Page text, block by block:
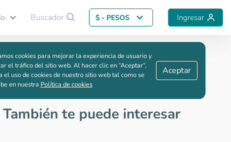
Buscador $ - PESOS Ingresar
También te puede interesar
cookies para mejorar la experiencia de usuario y
el tráfico del sitio web. Al hacer clic en “Aceptar“,
el uso de cookies de nuestro sitio web tal como se
en nuestra Política de cookies
Aceptar
Guardar comparación